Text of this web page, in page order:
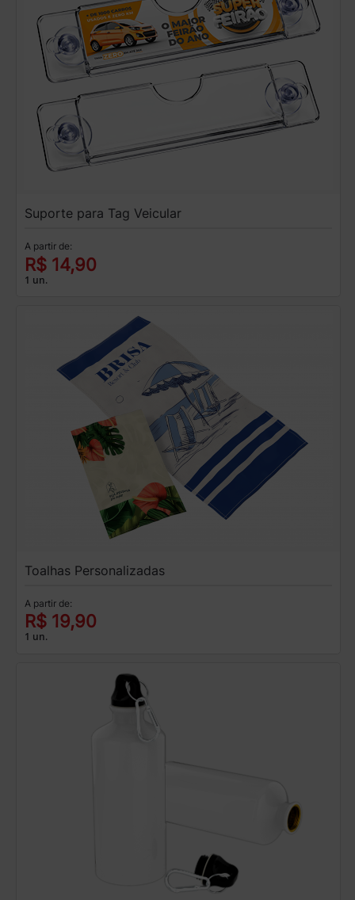
Suporte para Tag Veicular
A partir de:
R$ 14,90
1 un.
Toalhas Personalizadas
A partir de:
R$ 19,90
1 un.